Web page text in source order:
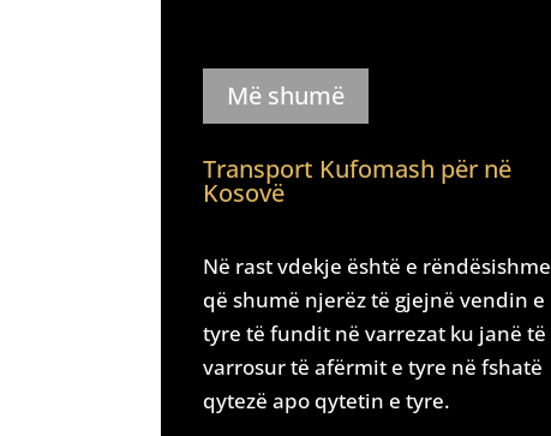
Më shumë
Transport Kufomash për në
Kosovë
Në rast vdekje është e rëndësishme
që shumë njerëz të gjejnë vendin e
tyre të fundit në varrezat ku janë të
varrosur të afërmit e tyre në fshatë
qytezë apo qytetin e tyre.